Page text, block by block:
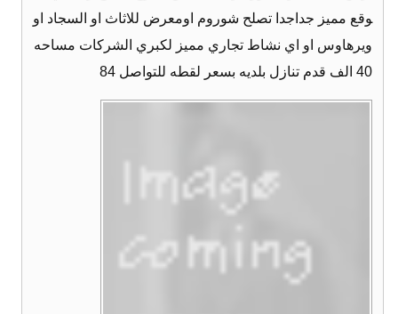
وقع مميز جداجدا تصلح شوروم اومعرض للاثاث او السجاد او
ويرهاوس او اي نشاط تجاري مميز لكبري الشركات مساحه
40 الف قدم تنازل بلديه بسعر لقطه للتواصل 84